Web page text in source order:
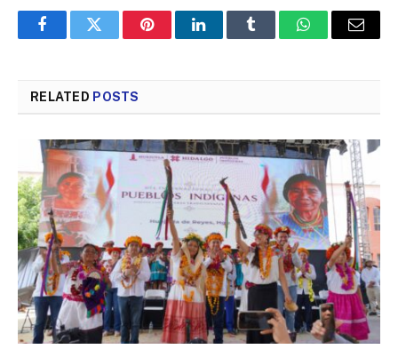
FacebookTwitter PinterestLinkedInTumblr WhatsAppEmail
RELATED POSTS